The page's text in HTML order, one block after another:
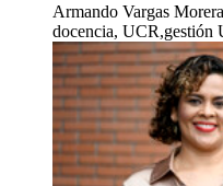
Armando Vargas Morera
docencia, UCR,gestión